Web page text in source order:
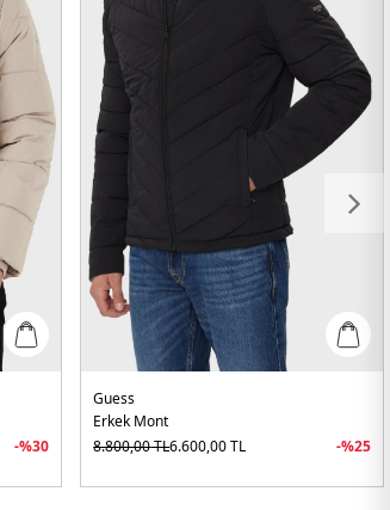
-%30
Guess
Erkek Mont
8.800,00TL6.600,00TL -%25